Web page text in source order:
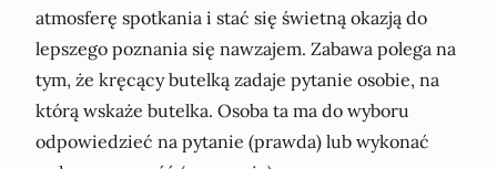
atmosferę spotkania i stać się świetną okazją do
lepszego poznania się nawzajem. Zabawa polega na
tym, że kręcący butelką zadaje pytanie osobie, na
którą wskaże butelka. Osoba ta ma do wyboru
odpowiedzieć na pytanie (prawda) lub wykonać